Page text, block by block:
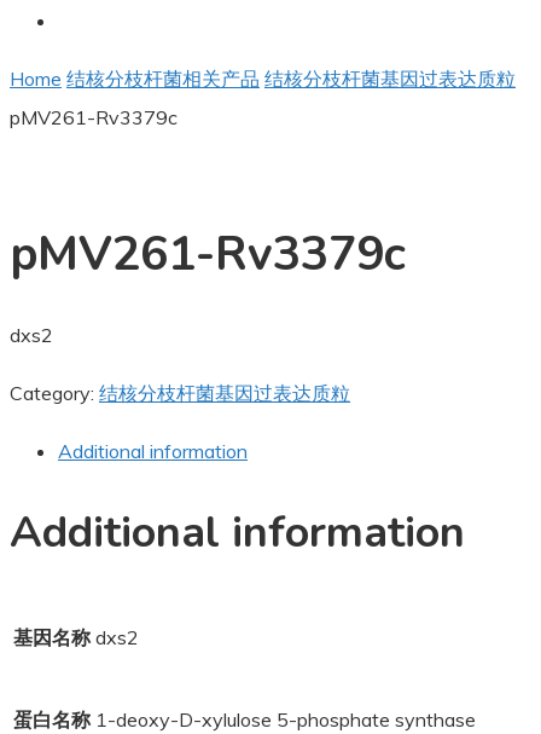
Home 结核分枝杆菌相关产品 结核分枝杆菌基因过表达质粒
pMV261-Rv3379c
pMV261-Rv3379c
dxs2
Category: 结核分枝杆菌基因过表达质粒
Additional information
Additional information
基因名称 dxs2
蛋白名称 1-deoxy-D-xylulose 5-phosphate synthase